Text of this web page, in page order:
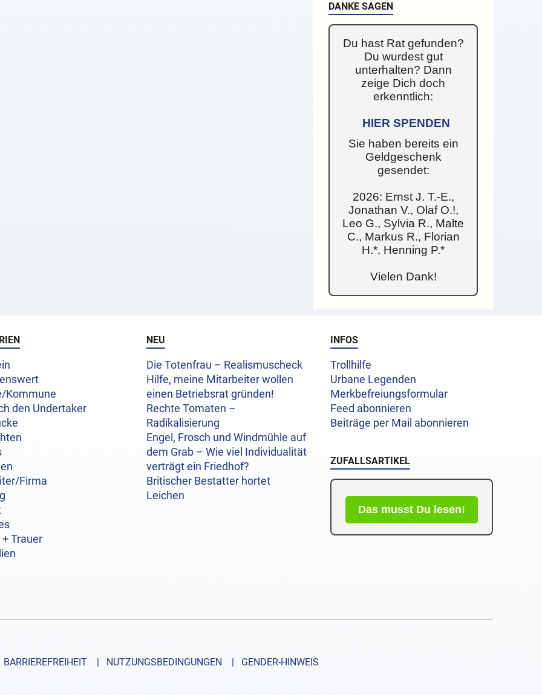
DANKE SAGEN
Du hast Rat gefunden?
Du wurdest gut
unterhalten? Dann
zeige Dich doch
erkenntlich:
HIER SPENDEN
Sie haben bereits ein
Geldgeschenk
gesendet:
2026: Ernst J. T.-E.,
Jonathan V., Olaf O.!,
Leo G., Sylvia R., Malte
C., Markus R., Florian
H.*, Henning P.*
Vielen Dank!
Kommune
den Undertaker
Firma
Trauer
NEU
Die Totenfrau – Realismuscheck
Hilfe, meine Mitarbeiter wollen
einen Betriebsrat gründen!
Rechte Tomaten –
Radikalisierung
Engel, Frosch und Windmühle auf
dem Grab – Wie viel Individualität
verträgt ein Friedhof?
Britischer Bestatter hortet
Leichen
INFOS
Trollhilfe
Urbane Legenden
Merkbefreiungsformular
Feed abonnieren
Beiträge per Mail abonnieren
ZUFALLSARTIKEL
Das musst Du lesen!
| NUTZUNGSBEDINGUNGEN | GENDER-HINWEIS